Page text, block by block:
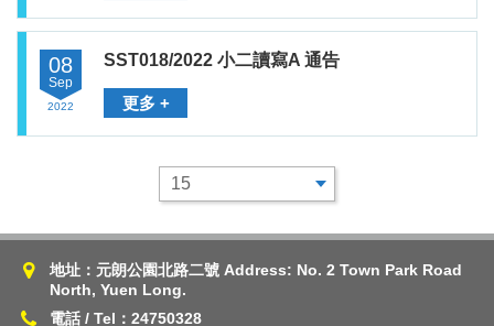
08
Sep
2022
SST018/2022 小二讀寫A 通告
更多 +
地址：元朗公園北路二號 Address: No. 2 Town Park Road
North, Yuen Long.
電話 / Tel：24750328